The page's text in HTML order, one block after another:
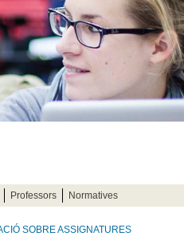
Professors Normatives
SOBRE ASSIGNATURES